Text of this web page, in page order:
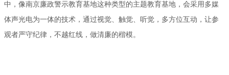
中，像南京廉政警示教育基地这种类型的主题教育基地，会采用多媒
体声光电为一体的技术，通过视觉、触觉、听觉，多方位互动，让参
观者严守纪律，不越红线，做清廉的楷模。